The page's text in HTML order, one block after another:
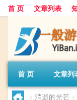
首 页 文章列表
首 页 文章列
> 消逝的光芒 >